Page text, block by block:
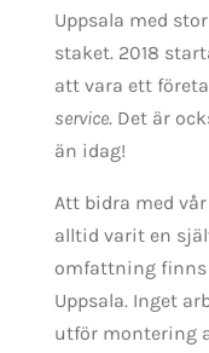
Uppsala med
staket. 2018
att vara ett
service. Det är
än idag!
Att bidra med
alltid varit en
omfattning
Uppsala. Inget
utför montering